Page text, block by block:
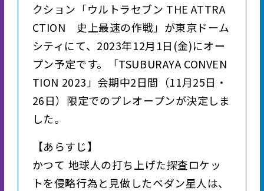
クション「ウルトラセブン THE ATTRA
CTION 史上最速の作戦」が東京ドーム
シティにて、2023年12月1日(金)にオー
プン予定です。「TSUBURAYA CONVEN
TION 2023」会期中2日間（11月25日・
26日）限定でのプレオープンが決定しま
した。
【あらすじ】
かつて―― 地球人の打ち上げた探査ロケッ
トを侵略行為と見做したペダン星人は、